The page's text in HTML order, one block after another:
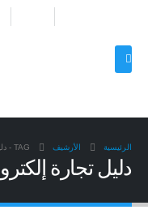
الرئيسية الأرشيف TAG -
دليل تجارة